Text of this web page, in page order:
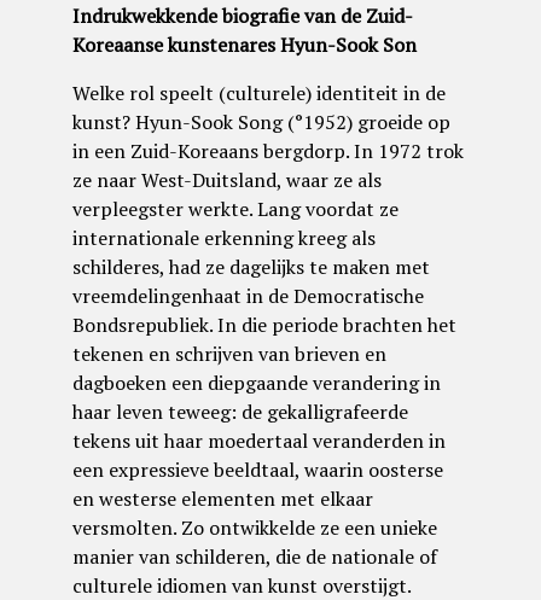
Indrukwekkende biografie van de Zuid-
Koreaanse kunstenares Hyun-Sook Son
Welke rol speelt (culturele) identiteit in de
kunst? Hyun-Sook Song (°1952) groeide op
in een Zuid-Koreaans bergdorp. In 1972 trok
ze naar West-Duitsland, waar ze als
verpleegster werkte. Lang voordat ze
internationale erkenning kreeg als
schilderes, had ze dagelijks te maken met
vreemdelingenhaat in de Democratische
Bondsrepubliek. In die periode brachten het
tekenen en schrijven van brieven en
dagboeken een diepgaande verandering in
haar leven teweeg: de gekalligrafeerde
tekens uit haar moedertaal veranderden in
een expressieve beeldtaal, waarin oosterse
en westerse elementen met elkaar
versmolten. Zo ontwikkelde ze een unieke
manier van schilderen, die de nationale of
culturele idiomen van kunst overstijgt.